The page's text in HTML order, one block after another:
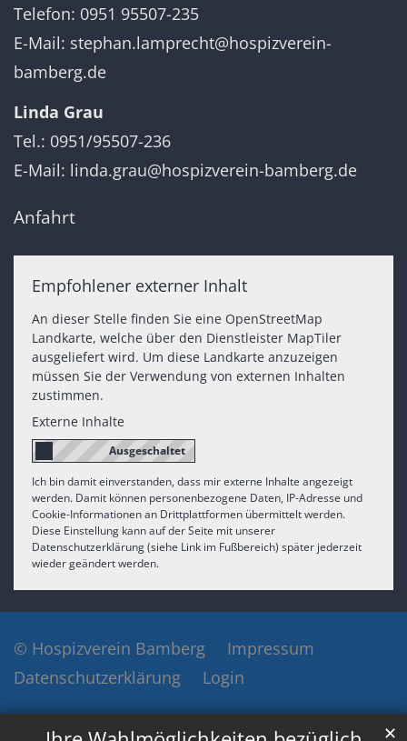
✕
Telefon: 0951 95507-235
E-Mail: stephan.lamprecht@hospizverein-
bamberg.de
Linda Grau
Tel.: 0951/95507-236
E-Mail: linda.grau@hospizverein-bamberg.de
Anfahrt
Empfohlener externer Inhalt
An dieser Stelle finden Sie eine OpenStreetMap
Landkarte, welche über den Dienstleister MapTiler
ausgeliefert wird. Um diese Landkarte anzuzeigen
müssen Sie der Verwendung von externen Inhalten
zustimmen.
Externe Inhalte
Ich bin damit einverstanden, dass mir externe Inhalte angezeigt
werden. Damit können personenbezogene Daten, IP-Adresse und
Cookie-Informationen an Drittplattformen übermittelt werden.
Diese Einstellung kann auf der Seite mit unserer
Datenschutzerklärung (siehe Link im Fußbereich) später jederzeit
wieder geändert werden.
© Hospizverein Bamberg
Impressum
Datenschutzerklärung
Login